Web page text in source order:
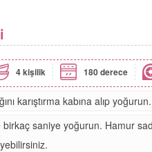
4 kişilik 180 derece
karıştırma kabına alıp yoğurun.
birkaç saniye yoğurun. Hamur